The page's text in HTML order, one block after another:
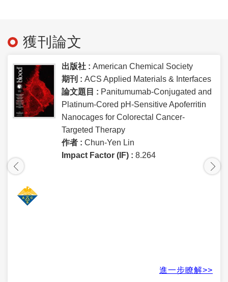
獲刊論文
出版社 : American Chemical Society
期刊 : ACS Applied Materials & Interfaces
論文題目 : Panitumumab-Conjugated and
Platinum-Cored pH-Sensitive Apoferritin
Nanocages for Colorectal Cancer-
Targeted Therapy
作者 : Chun-Yen Lin
Impact Factor (IF) : 8.264
進一步瞭解>>